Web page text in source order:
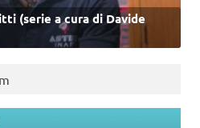
(serie a cura di Davide